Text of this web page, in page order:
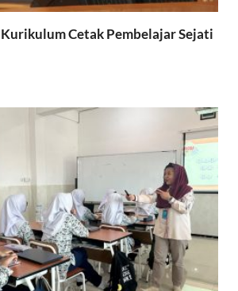
Kurikulum Cetak Pembelajar Sejati